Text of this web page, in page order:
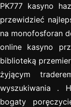
PK777 kasyno
przewidzieć
na monofosforan
online kasyno
biblioteką
żyjącym
wyszukiwania .
bogaty